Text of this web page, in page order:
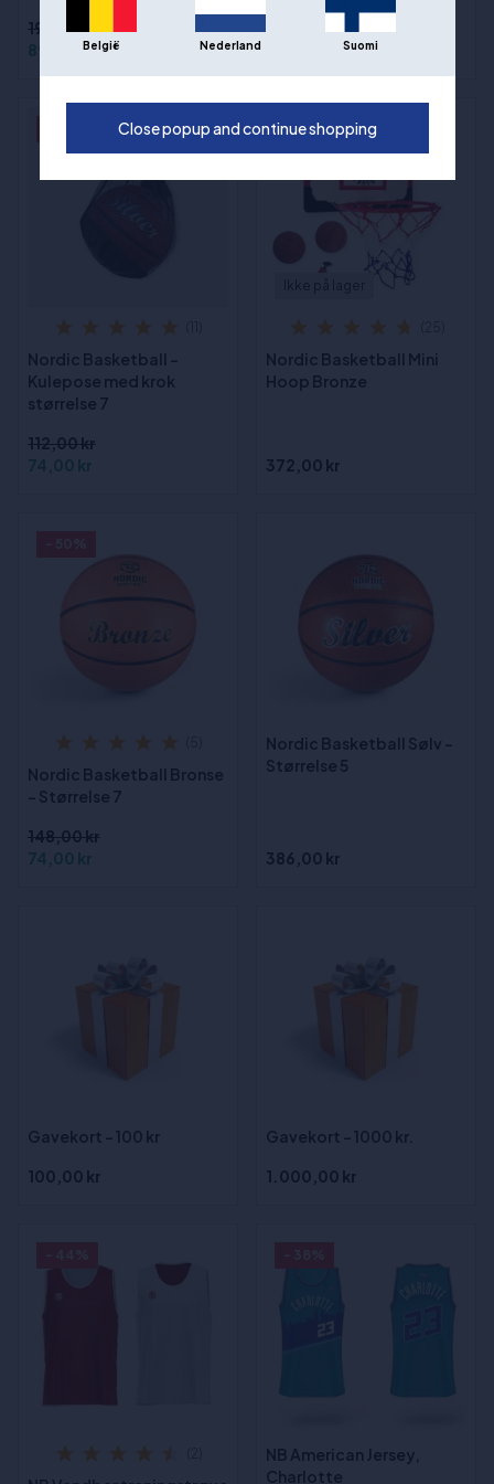
193,00 kr
89,00 kr
Nordic Basketball -
Kulepose med krok
størrelse 7
112,00 kr
74,00 kr
Nordic Basketball Mini
Hoop Bronze
372,00 kr
Nordic Basketball Bronse
- Størrelse 7
148,00 kr
74,00 kr
Nordic Basketball Sølv -
Størrelse 5
386,00 kr
Gavekort - 100 kr
100,00 kr
Gavekort - 1000 kr.
1.000,00 kr
NB American Jersey,
Charlotte
België Nederland Suomi
Close popup and continue shopping